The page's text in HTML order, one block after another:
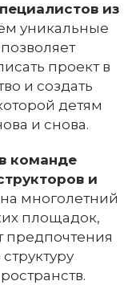
из
уникальные
проект в
и создать
детям
и снова.
команде
и
многолетний
площадок,
предпочтения